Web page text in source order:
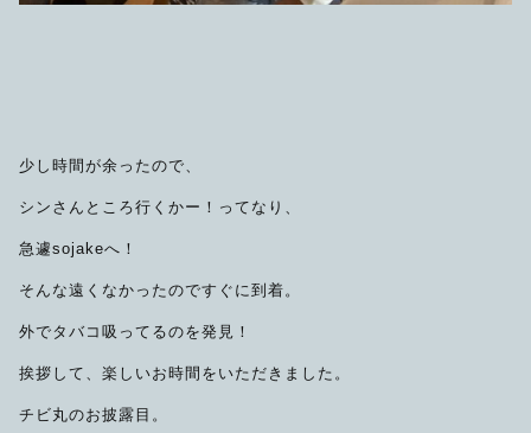
少し時間が余ったので、
シンさんところ行くかー！ってなり、
急遽sojakeへ！
そんな遠くなかったのですぐに到着。
外でタバコ吸ってるのを発見！
挨拶して、楽しいお時間をいただきました。
チビ丸のお披露目。